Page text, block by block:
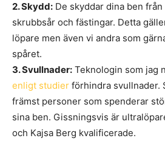
2. Skydd: De skyddar dina ben
skrubbsår och fästingar. Detta
löpare men även vi andra som
spåret.
3. Svullnader: Teknologin som jag
enligt studier förhindra svullnader.
främst personer som spenderar
sina ben. Gissningsvis är
och Kajsa Berg kvalificerade.